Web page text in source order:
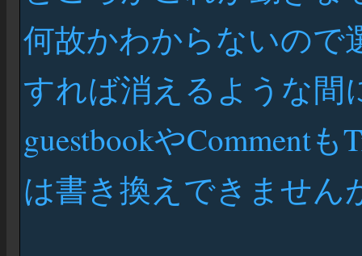
何故かわからないので
すれば消えるような間
guestbookやComment
は書き換えできませ